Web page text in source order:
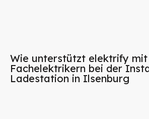
Wie unterstützt elektrify mit
Fachelektrikern bei der
Ladestation in Ilsenburg